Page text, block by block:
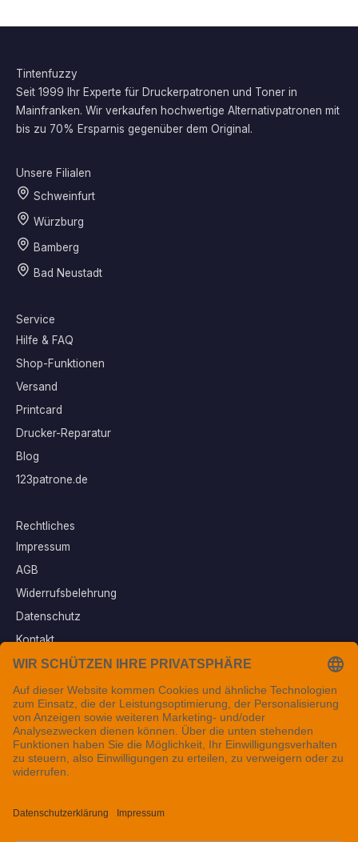
Tintenfuzzy
Seit 1999 Ihr Experte für Druckerpatronen und Toner in
Mainfranken. Wir verkaufen hochwertige Alternativpatronen mit
bis zu 70% Ersparnis gegenüber dem Original.
Unsere Filialen
Schweinfurt
Würzburg
Bamberg
Bad Neustadt
Service
Hilfe & FAQ
Shop-Funktionen
Versand
Printcard
Drucker-Reparatur
Blog
123patrone.de
Rechtliches
Impressum
AGB
Widerrufsbelehrung
Datenschutz
Kontakt
Vertrag widerrufen
Sichere Zahlungsarten